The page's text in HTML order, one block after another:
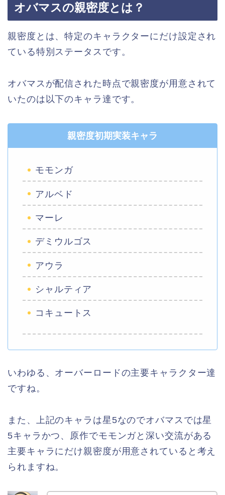
オバマスの親密度とは？
親密度とは、特定のキャラクターにだけ設定され
ている特別ステータスです。
オバマスが配信された時点で親密度が用意されて
いたのは以下のキャラ達です。
親密度初期実装キャラ
モモンガ
アルベド
マーレ
デミウルゴス
アウラ
シャルティア
コキュートス
いわゆる、オーバーロードの主要キャラクター達
ですね。
また、上記のキャラは星5なのでオバマスでは星
5キャラかつ、原作でモモンガと深い交流がある
主要キャラにだけ親密度が用意されていると考え
られますね。